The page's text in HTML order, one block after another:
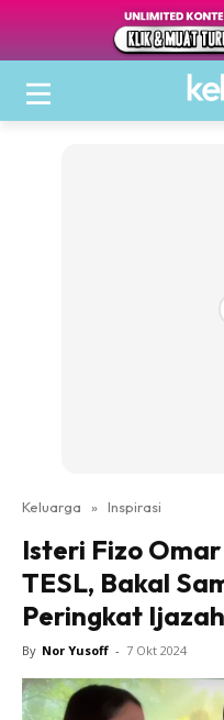
Keluarga » Inspirasi
Isteri Fizo
TESL, Bakal
Peringkat
By Nor Yusoff - 7 Okt 2024